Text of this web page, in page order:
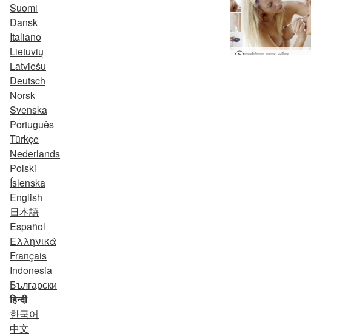
Suomi
Dansk
Italiano
Lietuvių
Latviešu
Deutsch
Norsk
Svenska
Português
Türkçe
Nederlands
Polski
Íslenska
English
日本語
Español
Ελληνικά
Français
Indonesia
Български
हिन्दी
한국어
中文